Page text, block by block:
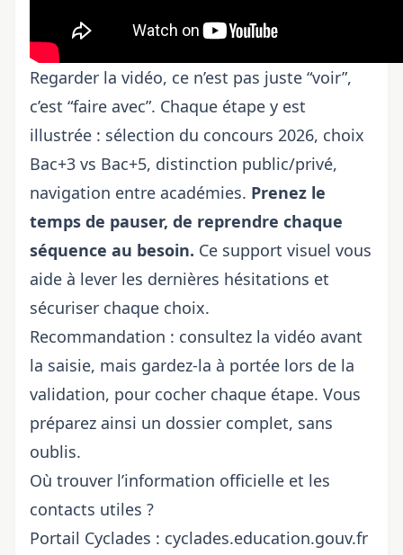
Regarder la vidéo, ce n’est pas juste “voir”,
c’est “faire avec”. Chaque étape y est
illustrée : sélection du concours 2026, choix
Bac+3 vs Bac+5, distinction public/privé,
navigation entre académies. Prenez le
temps de pauser, de reprendre chaque
séquence au besoin. Ce support visuel vous
aide à lever les dernières hésitations et
sécuriser chaque choix.
Recommandation : consultez la vidéo avant
la saisie, mais gardez-la à portée lors de la
validation, pour cocher chaque étape. Vous
préparez ainsi un dossier complet, sans
oublis.
Où trouver l’information officielle et les
contacts utiles ?
Portail Cyclades : cyclades.education.gouv.fr